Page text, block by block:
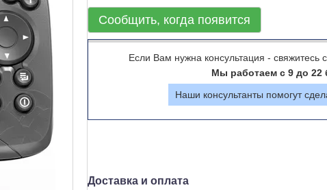
Сообщить, когда появится
Если Вам нужна консультация -
Мы работаем с 9 до 22
Наши консультанты помогут
Доставка и оплата